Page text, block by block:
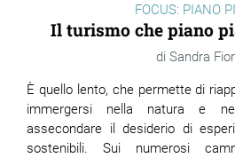
FOCUS: PIANO
Il turismo che piano
Sandra
È quello lento, che permette di
immergersi nella natura e
assecondare il desiderio di
sostenibili. Sui numerosi